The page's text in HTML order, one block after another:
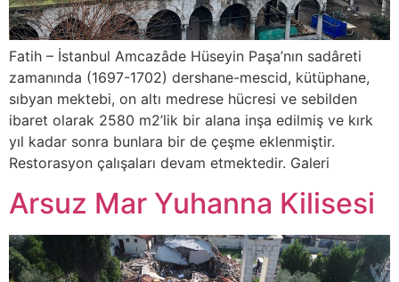
Fatih – İstanbul Amcazâde Hüseyin Paşa’nın sadâreti
zamanında (1697-1702) dershane-mescid, kütüphane,
sıbyan mektebi, on altı medrese hücresi ve sebilden
ibaret olarak 2580 m2’lik bir alana inşa edilmiş ve kırk
yıl kadar sonra bunlara bir de çeşme eklenmiştir.
Restorasyon çalışaları devam etmektedir. Galeri
Arsuz Mar Yuhanna Kilisesi